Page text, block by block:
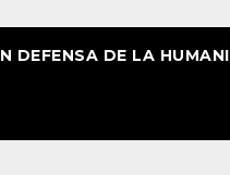
DEFENSA DE LA